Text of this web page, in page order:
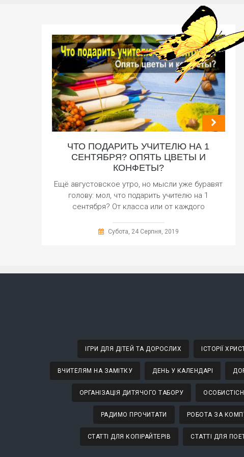
ЧТО ПОДАРИТЬ УЧИТЕЛЮ НА 1
СЕНТЯБРЯ? ОПЯТЬ ЦВЕТЫ И
КОНФЕТЫ?
Ещё августовское утро, но мысли уже буравят
голову: мол, что подарить учителю на 1
сентября? От класса или от каждого
Субота, 24 Серпня, 2019
ІГРИ ДЛЯ ДІТЕЙ ТА ДОРОСЛИХ ІСТОРІЇ
ВЧИТЕЛЯМ НА ЗАМІТКУ ДЕНЬ У КАЛЕНДАРІ
ОРГАНІЗАЦІЯ ДИТЯЧОГО ТАБОРУ
РАДИМО ПРОЧИТАТИ РОБОТА ЗА
СТАТТІ ДЛЯ КОПІРАЙТЕРІВ СТАТТІ ДЛЯ